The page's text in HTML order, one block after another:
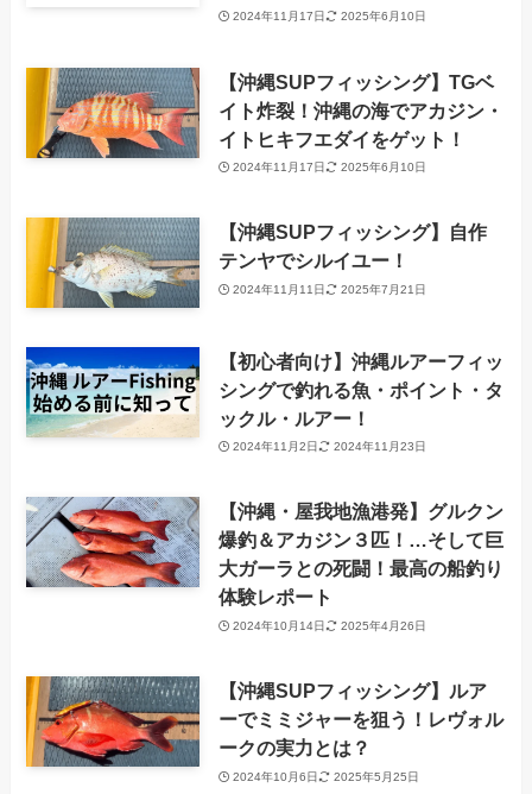
2024年11月17日 2025年6月10日
【沖縄SUPフィッシング】TGベ
イト炸裂！沖縄の海でアカジン・
イトヒキフエダイをゲット！
2024年11月17日 2025年6月10日
【沖縄SUPフィッシング】自作
テンヤでシルイユー！
2024年11月11日 2025年7月21日
【初心者向け】沖縄ルアーフィッ
シングで釣れる魚・ポイント・タ
ックル・ルアー！
2024年11月2日 2024年11月23日
【沖縄・屋我地漁港発】グルクン
爆釣＆アカジン３匹！…そして巨
大ガーラとの死闘！最高の船釣り
体験レポート
2024年10月14日 2025年4月26日
【沖縄SUPフィッシング】ルア
ーでミミジャーを狙う！レヴォル
ークの実力とは？
2024年10月6日 2025年5月25日